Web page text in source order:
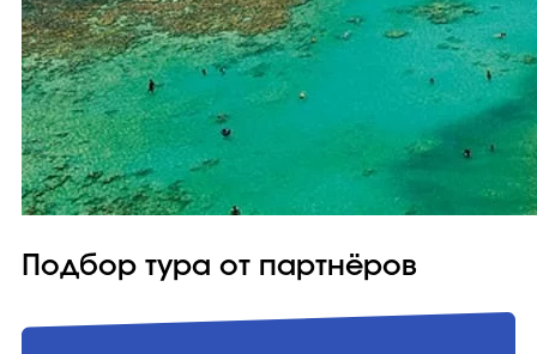
Подбор тура от партнёров